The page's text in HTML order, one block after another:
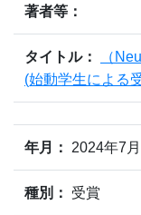
著者等：
タイトル：
（
(始動学生による
年月： 2024年7月
種別： 受賞